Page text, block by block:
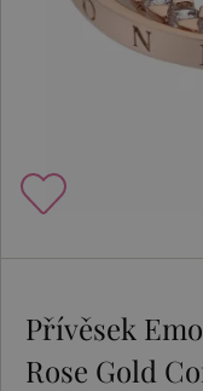
Přívěsek
Rose Gold